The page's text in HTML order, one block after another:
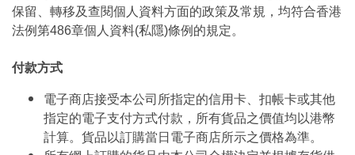
保留、轉移及查閱個人資料方面的政策及常規，均符合香港
法例第486章個人資料(私隱)條例的規定。
付款方式
電子商店接受本公司所指定的信用卡、扣帳卡或其他
指定的電子支付方式付款，所有貨品之價值均以港幣
計算。貨品以訂購當日電子商店所示之價格為準。